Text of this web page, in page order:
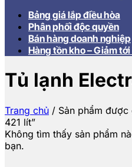
Bảng giá lắp điều hòa
Phân phối độc quyền
Bán hàng doanh nghiệp
Hàng tồn kho – Giảm tới
Tủ lạnh
Trang chủ / Sản phẩm được
421 lít”
Không tìm thấy sản phẩm
bạn.